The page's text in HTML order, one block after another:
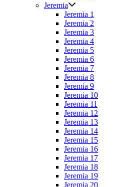
Jeremia
Jeremia 1
Jeremia 2
Jeremia 3
Jeremia 4
Jeremia 5
Jeremia 6
Jeremia 7
Jeremia 8
Jeremia 9
Jeremia 10
Jeremia 11
Jeremia 12
Jeremia 13
Jeremia 14
Jeremia 15
Jeremia 16
Jeremia 17
Jeremia 18
Jeremia 19
Jeremia 20